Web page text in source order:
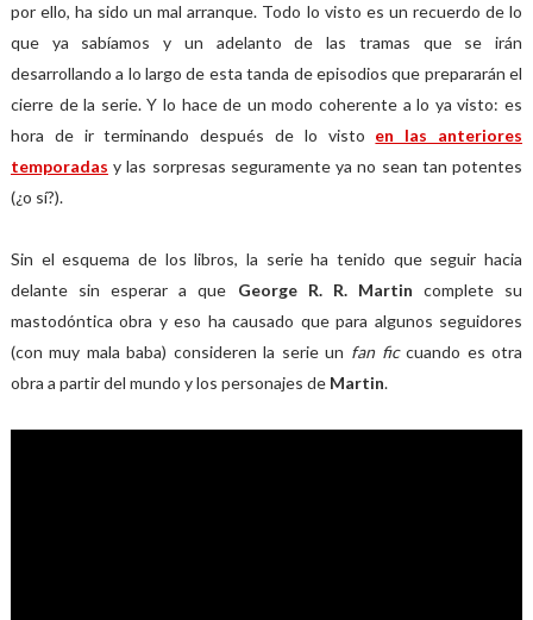
por ello, ha sido un mal arranque. Todo lo visto es un recuerdo de lo
que ya sabíamos y un adelanto de las tramas que se irán
desarrollando a lo largo de esta tanda de episodios que prepararán el
cierre de la serie. Y lo hace de un modo coherente a lo ya visto: es
hora de ir terminando después de lo visto en las anteriores
temporadas y las sorpresas seguramente ya no sean tan potentes
(¿o sí?).
Sin el esquema de los libros, la serie ha tenido que seguir hacia
delante sin esperar a que George R. R. Martin complete su
mastodóntica obra y eso ha causado que para algunos seguidores
(con muy mala baba) consideren la serie un fan ficcuando es otra
obra a partir del mundo y los personajes de Martin.